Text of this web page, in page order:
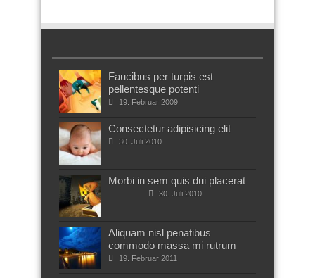
Faucibus per turpis est
pellentesque potenti
19. Februar 2009
Consectetur adipisicing elit
30. Juli 2010
Morbi in sem quis dui placerat
30. Juli 2010
Aliquam nisl penatibus
commodo massa mi rutrum
19. Februar 2011